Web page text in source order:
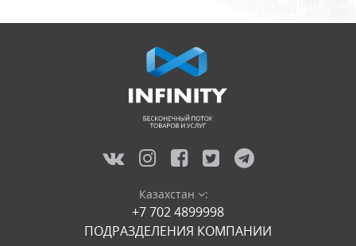
Казахстан :
+7 702 4899998
ПОДРАЗДЕЛЕНИЯ КОМПАНИИ